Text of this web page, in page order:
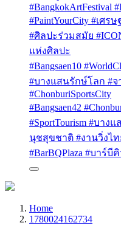
#BangkokArtFestival
#PaintYourCity #เศร
#ศิลปะร่วมสมัย
แห่งศิลปะ
#Bangsaen10
#บางแสนรักษ์โลก #จ
#ChonburiSportsCity
#Bangsaen42
#SportTourism #บาง
นุชสุขชาติ #งานวิ่งไ
#BarBQPlaza #บาร์
Home
1780024162734